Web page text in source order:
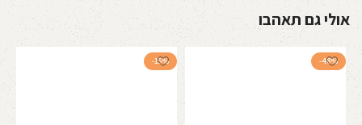
אולי גם תאהבו
-48%
-15%